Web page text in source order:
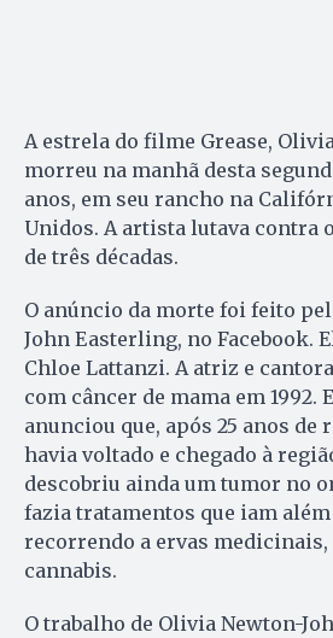
A estrela do filme Grease,
morreu na manhã desta
anos, em seu rancho na
Unidos. A artista lutava contra
de três décadas.
O anúncio da morte foi feito
John Easterling, no Facebook.
Chloe Lattanzi. A atriz e
com câncer de mama em 1992.
anunciou que, após 25 anos de
havia voltado e chegado à
descobriu ainda um tumor no
fazia tratamentos que iam
recorrendo a ervas medicinais,
cannabis.
O trabalho de Olivia Newton-